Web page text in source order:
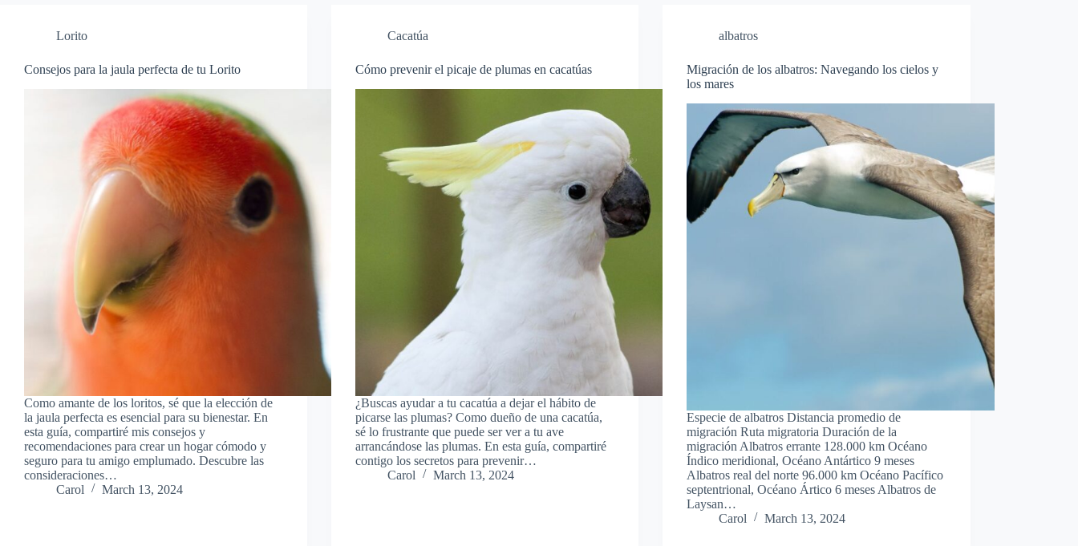
Lorito
Consejos para la jaula perfecta de tu Lorito
Como amante de los loritos, sé que la elección de
la jaula perfecta es esencial para su bienestar. En
esta guía, compartiré mis consejos y
recomendaciones para crear un hogar cómodo y
seguro para tu amigo emplumado. Descubre las
consideraciones…
Carol
March 13, 2024
Cacatúa
Cómo prevenir el picaje de plumas en cacatúas
¿Buscas ayudar a tu cacatúa a dejar el hábito de
picarse las plumas? Como dueño de una cacatúa,
sé lo frustrante que puede ser ver a tu ave
arrancándose las plumas. En esta guía, compartiré
contigo los secretos para prevenir…
Carol
March 13, 2024
albatros
Migración de los albatros: Navegando los cielos y
los mares
Especie de albatros Distancia promedio de
migración Ruta migratoria Duración de la
migración Albatros errante 128.000 km Océano
Índico meridional, Océano Antártico 9 meses
Albatros real del norte 96.000 km Océano Pacífico
septentrional, Océano Ártico 6 meses Albatros de
Laysan…
Carol
March 13, 2024